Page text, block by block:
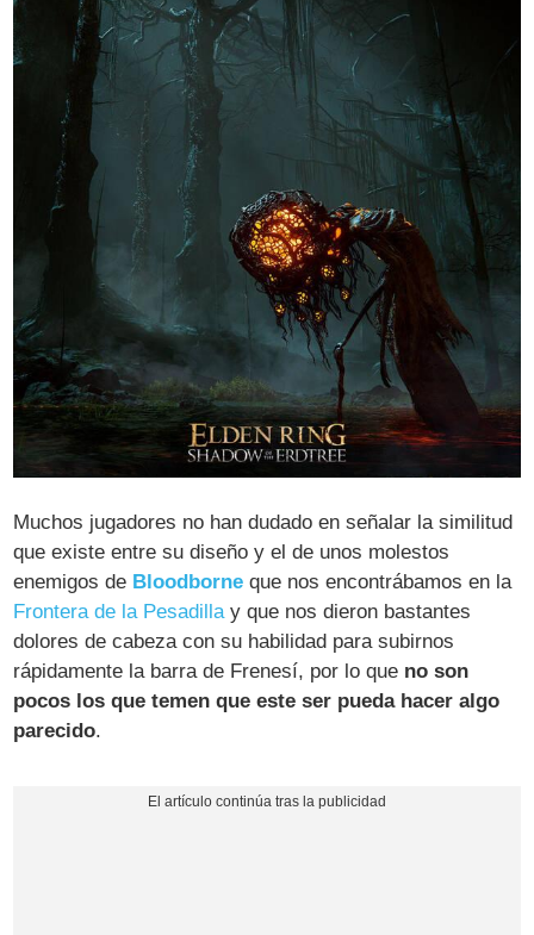
Muchos jugadores no han dudado en señalar la similitud
que existe entre su diseño y el de unos molestos
enemigos de Bloodborne que nos encontrábamos en la
Frontera de la Pesadillay que nos dieron bastantes
dolores de cabeza con su habilidad para subirnos
rápidamente la barra de Frenesí, por lo que no son
pocos los que temen que este ser pueda hacer algo
parecido.